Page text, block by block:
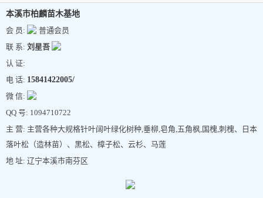
本溪市柏麟苗木基地
会 员:
普通会员
联 系: 刘星吾
认 证:
电 话: 15841422005/
微 信:
QQ 号: 1094710722
主 营: 主营各种大规格针叶阔叶绿化树种,垂柳,皂角,五角枫,国槐,刺槐、日本
落叶松（造林苗）、黑松、樟子松、云杉、马莲
地 址: 辽宁本溪市南芬区